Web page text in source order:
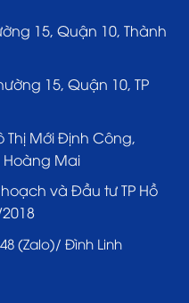
15, Quận 10, Thành
15, Quận 10, TP
Thị Mới Định Công,
Mai
và Đầu tư TP Hồ
(Zalo)/ Đình Linh